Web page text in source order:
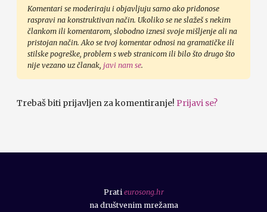
Komentari se moderiraju i objavljuju samo ako pridonose
raspravi na konstruktivan način. Ukoliko se ne slažeš s nekim
člankom ili komentarom, slobodno iznesi svoje mišljenje ali na
pristojan način. Ako se tvoj komentar odnosi na gramatičke ili
stilske pogreške, problem s web stranicom ili bilo što drugo što
nije vezano uz članak, javi nam se.
Trebaš biti prijavljen za komentiranje! Prijavi se?
Prati eurosong.hr
na društvenim mrežama